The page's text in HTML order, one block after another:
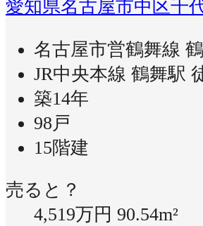
愛知県名古屋市中区千
名古屋市営鶴舞線
JR中央本線 鶴舞駅
築14年
98戸
15階建
売ると？
4,519万円 90.54m²